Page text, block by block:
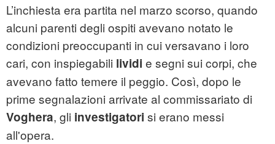
L’inchiesta era partita nel marzo scorso, quando
alcuni parenti degli ospiti avevano notato le
condizioni preoccupanti in cui versavano i loro
cari, con inspiegabili lividi e segni sui corpi, che
avevano fatto temere il peggio. Così, dopo le
prime segnalazioni arrivate al commissariato di
Voghera, gli investigatori si erano messi
all'opera.